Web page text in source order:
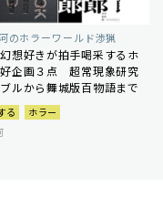
のホラーワールド渉猟
想好きが拍手喝采するホ
好企画３点 超常現象研究
ルから舞城版百物語まで
る
ホラー